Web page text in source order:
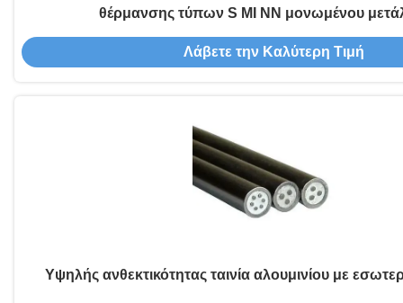
θέρμανσης τύπων S MI NN μονωμένου
Λάβετε την Καλύτερη Τιμή
Υψηλής ανθεκτικότητας ταινία αλουμινίου με